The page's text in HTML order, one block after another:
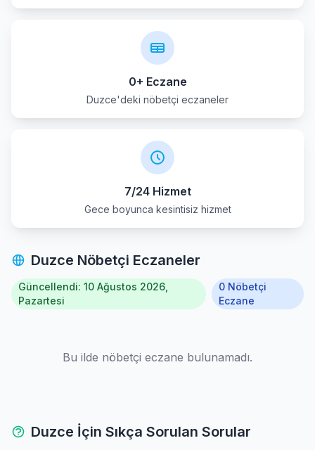
0+ Eczane
Duzce'deki nöbetçi eczaneler
7/24 Hizmet
Gece boyunca kesintisiz hizmet
Duzce Nöbetçi Eczaneler
Güncellendi: 10 Ağustos 2026,
Pazartesi
0 Nöbetçi
Eczane
Bu ilde nöbetçi eczane bulunamadı.
Duzce İçin Sıkça Sorulan Sorular